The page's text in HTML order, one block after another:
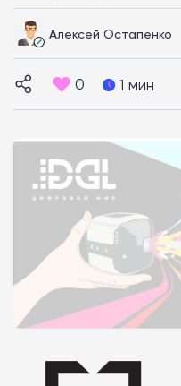
Алексей Остапенко
0 1 мин